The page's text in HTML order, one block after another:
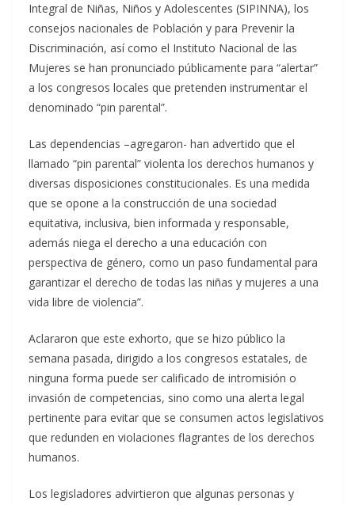
Integral de Niñas, Niños y Adolescentes (SIPINNA), los
consejos nacionales de Población y para Prevenir la
Discriminación, así como el Instituto Nacional de las
Mujeres se han pronunciado públicamente para “alertar”
a los congresos locales que pretenden instrumentar el
denominado “pin parental”.
Las dependencias –agregaron- han advertido que el
llamado “pin parental” violenta los derechos humanos y
diversas disposiciones constitucionales. Es una medida
que se opone a la construcción de una sociedad
equitativa, inclusiva, bien informada y responsable,
además niega el derecho a una educación con
perspectiva de género, como un paso fundamental para
garantizar el derecho de todas las niñas y mujeres a una
vida libre de violencia”.
Aclararon que este exhorto, que se hizo público la
semana pasada, dirigido a los congresos estatales, de
ninguna forma puede ser calificado de intromisión o
invasión de competencias, sino como una alerta legal
pertinente para evitar que se consumen actos legislativos
que redunden en violaciones flagrantes de los derechos
humanos.
Los legisladores advirtieron que algunas personas y